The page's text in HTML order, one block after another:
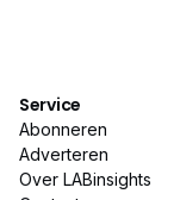
Service
Abonneren
Adverteren
Over LABinsights